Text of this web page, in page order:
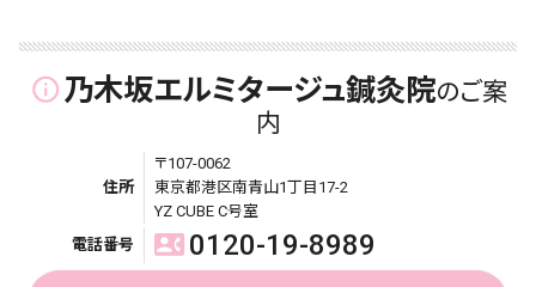
info_outline乃木坂エルミタージュ鍼灸院のご案
内
住所
〒107-0062
東京都港区南青山1丁目17-2
YZ CUBE C号室
電話番号
contact_phone 0120-19-8989